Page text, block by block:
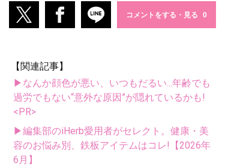
コメントをする・見る
【関連記事】
▶なんか顔色が悪い、いつもだるい...年齢でも
過労でもない“意外な原因”が隠れているかも!
<PR>
▶編集部のiHerb愛用者がセレクト。健康・美
容のお悩み別、鉄板アイテムはコレ!【2026年
6月】